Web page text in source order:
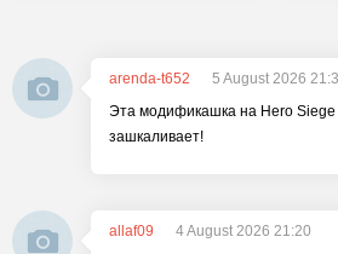
arenda-t652
5 August 2026
Эта модификашка на Hero
зашкаливает!
allaf09
4 August 2026 21:20